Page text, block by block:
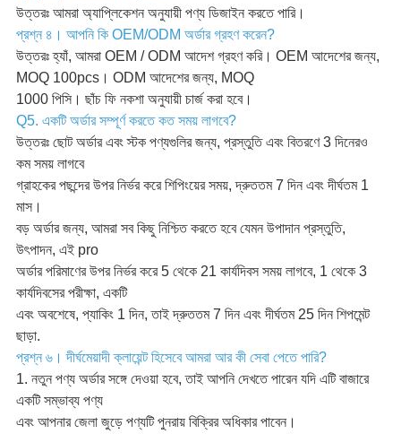
উত্তরঃ আমরা অ্যাপ্লিকেশন অনুযায়ী পণ্য ডিজাইন করতে পারি।
প্রশ্ন ৪। আপনি কি OEM/ODM অর্ডার গ্রহণ করেন?
উত্তরঃ হ্যাঁ, আমরা OEM / ODM আদেশ গ্রহণ করি। OEM আদেশের জন্য,
MOQ 100pcs। ODM আদেশের জন্য, MOQ
1000 পিসি। ছাঁচ ফি নকশা অনুযায়ী চার্জ করা হবে।
Q5. একটি অর্ডার সম্পূর্ণ করতে কত সময় লাগবে?
উত্তরঃ ছোট অর্ডার এবং স্টক পণ্যগুলির জন্য, প্রস্তুতি এবং বিতরণে 3 দিনেরও
কম সময় লাগবে
গ্রাহকের পছন্দের উপর নির্ভর করে শিপিংয়ের সময়, দ্রুততম 7 দিন এবং দীর্ঘতম 1
মাস।
বড় অর্ডার জন্য, আমরা সব কিছু নিশ্চিত করতে হবে যেমন উপাদান প্রস্তুতি,
উৎপাদন, এই pro
অর্ডার পরিমাণের উপর নির্ভর করে 5 থেকে 21 কার্যদিবস সময় লাগবে, 1 থেকে 3
কার্যদিবসের পরীক্ষা, একটি
এবং অবশেষে, প্যাকিং 1 দিন, তাই দ্রুততম 7 দিন এবং দীর্ঘতম 25 দিন শিপমেন্ট
ছাড়া.
প্রশ্ন ৬। দীর্ঘমেয়াদী ক্লায়েন্ট হিসেবে আমরা আর কী সেবা পেতে পারি?
1. নতুন পণ্য অর্ডার সঙ্গে দেওয়া হবে, তাই আপনি দেখতে পারেন যদি এটি বাজারে
একটি সম্ভাব্য পণ্য
এবং আপনার জেলা জুড়ে পণ্যটি পুনরায় বিক্রির অধিকার পাবেন।